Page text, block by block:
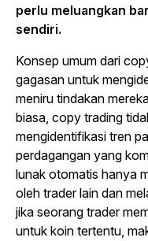
perlu meluangkan
sendiri.
Konsep umum dari
gagasan untuk
meniru tindakan
biasa, copy trading
mengidentifikasi tren
perdagangan yang
lunak otomatis hanya
oleh traderlain dan
jika seorang trader
untuk koin tertentu,